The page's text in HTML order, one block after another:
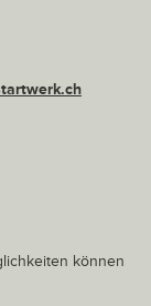
können